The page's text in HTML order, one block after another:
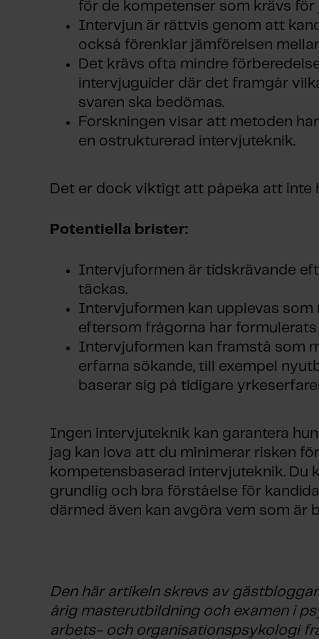
för de kompetenser som krävs för
Intervjun är rättvis genom att
också förenklar jämförelsen
Det krävs ofta mindre
intervjuguider där det framgår
svaren ska bedömas.
Forskningen visar att metoden
en ostrukturerad intervjuteknik.
Det er dock viktigt att påpeka att inte
Potentiella brister:
Intervjuformen är tidskrävande
täckas.
Intervjuformen kan upplevas som
eftersom frågorna har formulerats
Intervjuformen kan framstå som
erfarna sökande, till exempel
baserar sig på tidigare
Ingen intervjuteknik kan garantera
jag kan lova att du minimerar risken
kompetensbaserad intervjuteknik. Du
grundlig och bra förståelse för
därmed även kan avgöra vem som är
Den här artikeln skrevs av
årig masterutbildning och examen i
arbets- och organisationspsykologi